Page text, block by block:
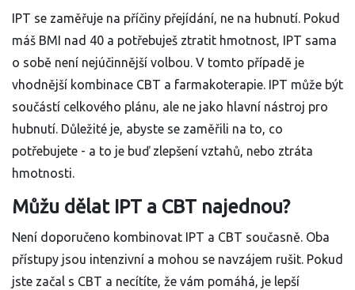
IPT se zaměřuje na příčiny přejídání, ne na hubnutí. Pokud
máš BMI nad 40 a potřebuješ ztratit hmotnost, IPT sama
o sobě není nejúčinnější volbou. V tomto případě je
vhodnější kombinace CBT a farmakoterapie. IPT může být
součástí celkového plánu, ale ne jako hlavní nástroj pro
hubnutí. Důležité je, abyste se zaměřili na to, co
potřebujete - a to je buď zlepšení vztahů, nebo ztráta
hmotnosti.
Můžu dělat IPT a CBT najednou?
Není doporučeno kombinovat IPT a CBT současně. Oba
přístupy jsou intenzivní a mohou se navzájem rušit. Pokud
jste začal s CBT a necítíte, že vám pomáhá, je lepší